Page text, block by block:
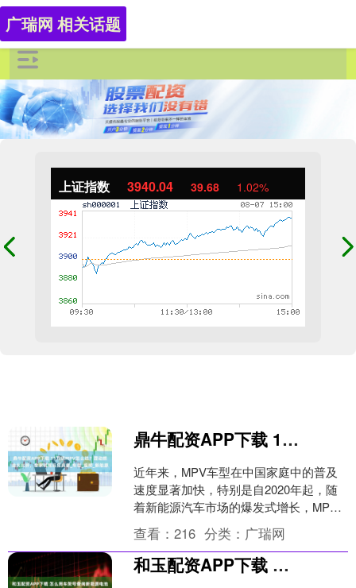
上证指数 3940.04 39.68 1.02%
广瑞网 相关话题
鼎牛配资APP下载 15万级MPV怎么选？混动燃油大比拼，全家试驾后见真章_车型_座椅_新能源
近年来，MPV车型在中国家庭中的普及
速度显著加快，特别是自2020年起，随
着新能源汽车市场的爆发式增长，MPV
也逐渐成为消费者热衷的选择。此前，
MPV车型主要以....
查看：216 分类： 广瑞网
和玉配资APP下载 怎么用车架号查询新能源电池健康报告？如何延长电池的使用寿命？